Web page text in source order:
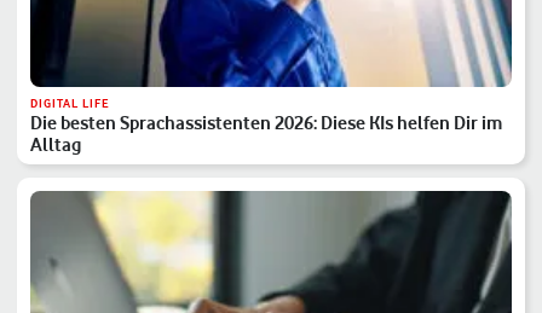
DIGITAL LIFE
Die besten Sprachassistenten 2026: Diese KIs helfen Dir im
Alltag